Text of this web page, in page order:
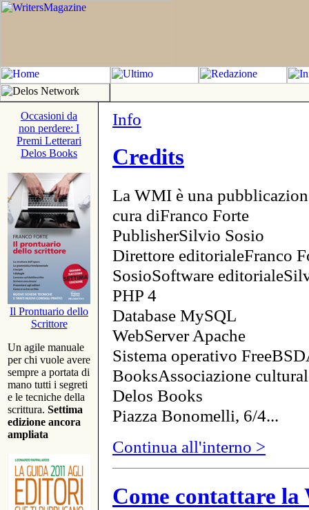
Occasioni da
non perdere: I
Premi Letterari
Delos Books
Il Prontuario dello
Scrittore
Un agile manuale
per chi vuole avere
sempre a portata di
mano tutti i segreti
e le tecniche della
scrittura. Settima
edizione ancora
ampliata
Info
Credits
La WMI è una
cura diFranco Forte
PublisherSilvio Sosio
Direttore editorialeFranco
SosioSoftware
PHP 4
Database MySQL
WebServer Apache
Sistema operativo
BooksAssociazione
Delos Books
Piazza Bonomelli, 6/4...
Continua all'interno >
Come contattare